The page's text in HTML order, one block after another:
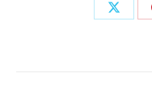
X